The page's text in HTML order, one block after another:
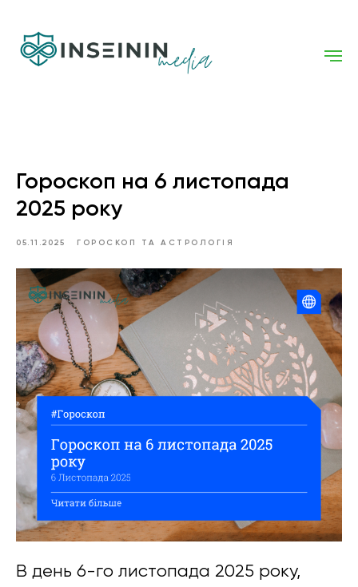
Гороскоп на 6 листопада
2025 року
05.11.2025 ГОРОСКОП ТА АСТРОЛОГІЯ
В день 6-го листопада 2025 року,